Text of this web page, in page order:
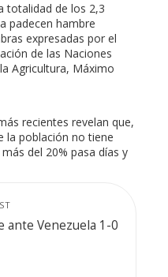
totalidad de los 2,3
padecen hambre
expresadas por el
de las Naciones
Agricultura, Máximo
recientes revelan que,
la población no tiene
del 20% pasa días y
ante Venezuela 1-0